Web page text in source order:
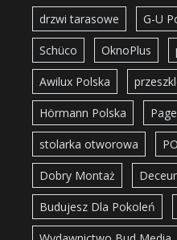
drzwi tarasowe G-U
Schüco OknoPlus
Awilux Polska
Hörmann Polska
stolarka otworowa
Dobry Montaż
Budujesz Dla Pokoleń